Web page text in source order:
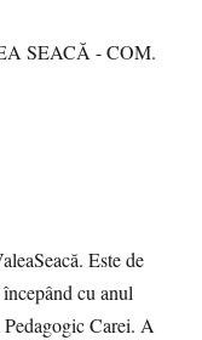
SEACĂ - COM.
Este de
cu anul
Carei. A